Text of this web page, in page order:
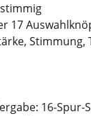
17
Stimmung,
16-Spur-